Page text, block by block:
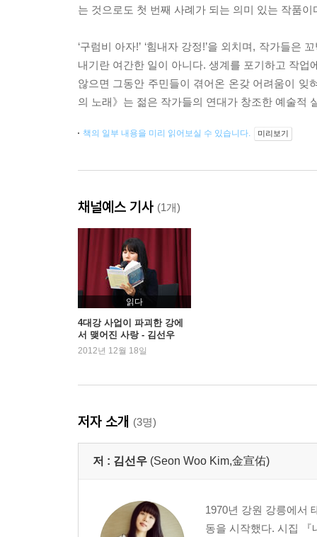
는 것으로도 첫 번째 사례가 되는 의미 있는 작품이
‘구럼비 아자!’ ‘힘내자 강정!’을 외치며, 작가들
내기란 여간한 일이 아니다. 생계를 포기하고 작
않으면 그동안 주민들이 겪어온 온갖 어려움이 잊
의 노래》는 젊은 작가들의 연대가 창조한 예술적
책의 일부 내용을 미리 읽어보실 수 있습니다. 미리보기
채널예스 기사 (1개)
읽다
4대강 사업이 파괴한 강에
서 맺어진 사랑 - 김선우
『물의 연인들』
2012년 12월 18일
저자 소개 (3명)
저 : 김선우 (Seon Woo Kim,金宣佑)
1970년 강원 강릉에서
동을 시작했다. 시집 『